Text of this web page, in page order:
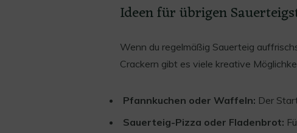
Ideen für übrigen
Wenn du regelmäßig Sauerteig
Crackern gibt es viele kreative
Pfannkuchen oder Waffeln: Der
Sauerteig-Pizza oder Fladenbrot: